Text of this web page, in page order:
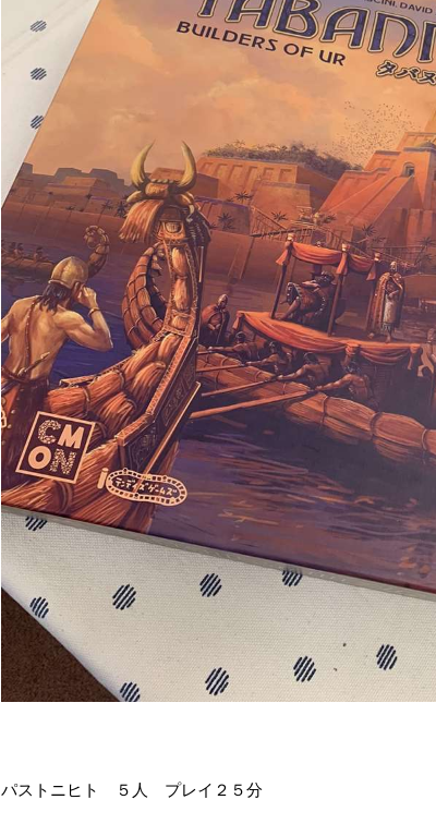
パストニヒト ５人 プレイ２５分